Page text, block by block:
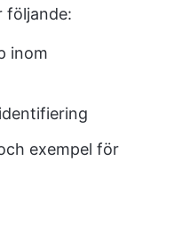
följande:
inom
exempel för